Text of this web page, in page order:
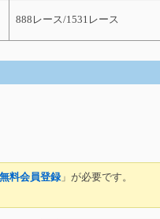
888レース/1531レース
無料会員登録」が必要です。